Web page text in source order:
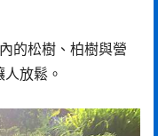
的松樹、柏樹與營
放鬆。